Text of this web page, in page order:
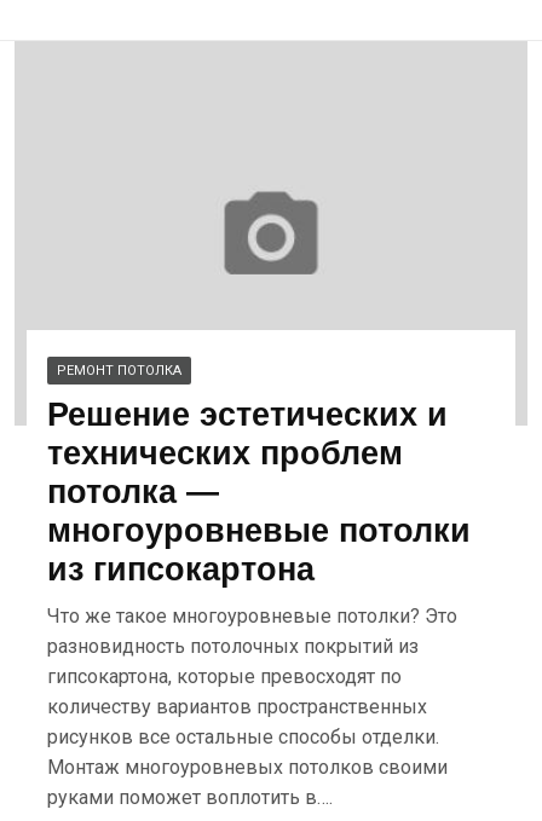
РЕМОНТ ПОТОЛКА
Решение эстетических и
технических проблем
потолка —
многоуровневые потолки
из гипсокартона
Что же такое многоуровневые потолки? Это
разновидность потолочных покрытий из
гипсокартона, которые превосходят по
количеству вариантов пространственных
рисунков все остальные способы отделки.
Монтаж многоуровневых потолков своими
руками поможет воплотить в….